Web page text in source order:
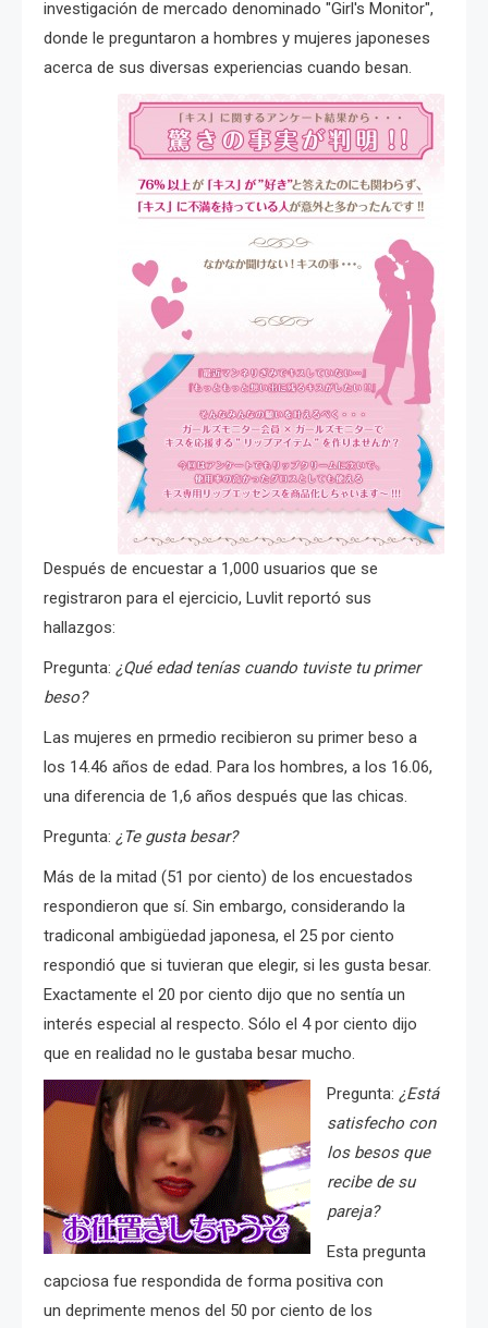
investigación de mercado denominado "Girl's Monitor",
donde le preguntaron a hombres y mujeres japoneses
acerca de sus diversas experiencias cuando besan.
Después de encuestar a 1,000 usuarios que se
registraron para el ejercicio, Luvlit reportó sus
hallazgos:
Pregunta: ¿Qué edad tenías cuando tuviste tu primer
beso?
Las mujeres en prmedio recibieron su primer beso a
los 14.46 años de edad. Para los hombres, a los 16.06,
una diferencia de 1,6 años después que las chicas.
Pregunta: ¿Te gusta besar?
Más de la mitad (51 por ciento) de los encuestados
respondieron que sí. Sin embargo, considerando la
tradiconal ambigüedad japonesa, el 25 por ciento
respondió que si tuvieran que elegir, si les gusta besar.
Exactamente el 20 por ciento dijo que no sentía un
interés especial al respecto. Sólo el 4 por ciento dijo
que en realidad no le gustaba besar mucho.
Pregunta: ¿Está
satisfecho con
los besos que
recibe de su
pareja?
Esta pregunta
capciosa fue respondida de forma positiva con
un deprimente menos del 50 por ciento de los